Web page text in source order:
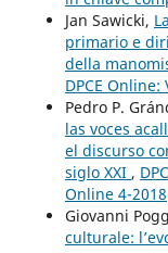
Jan Sawicki,
primario e
della
DPCE Online:
Pedro P.
las voces
el discurso
siglo XXI ,
Online 4-2018
Giovanni
culturale: